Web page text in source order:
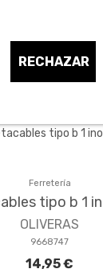
RECHAZAR
Ferretería
tipo b 1
OLIVERAS
9668747
14,95 €